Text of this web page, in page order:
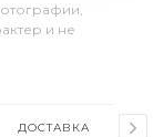
и не
ДОСТАВКА